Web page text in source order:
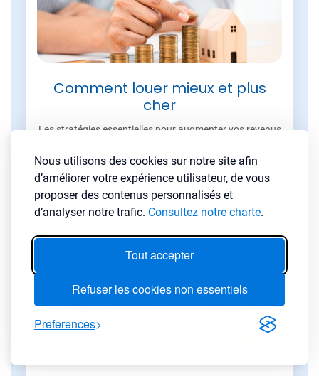
Nous utilisons des cookies sur notre site afin
d’améliorer votre expérience utilisateur, de vous
proposer des contenus personnalisés et
d’analyser notre trafic. Consultez notre charte.
Tout accepter
Refuser les cookies non essentiels
Preferences
Comment louer mieux et plus
cher
Les stratégies essentielles pour augmenter vos revenus
sans effort superflu.
Lire l'article